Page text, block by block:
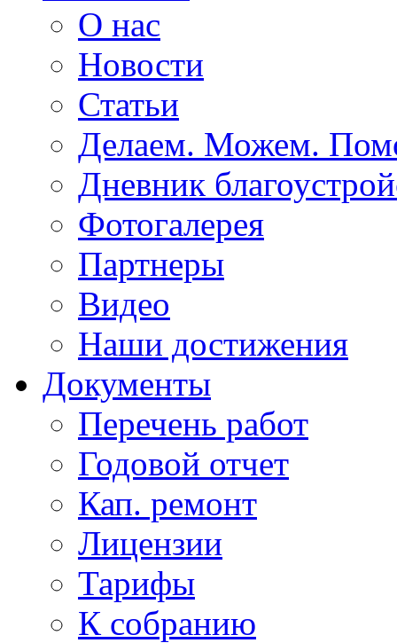
О нас
Новости
Статьи
Делаем. Можем.
Дневник
Фотогалерея
Партнеры
Видео
Наши достижения
Документы
Перечень работ
Годовой отчет
Кап. ремонт
Лицензии
Тарифы
К собранию